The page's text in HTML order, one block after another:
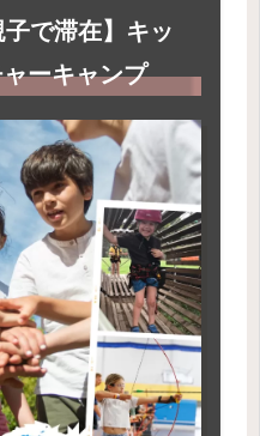
子で滞在】キッ
ーキャンプ